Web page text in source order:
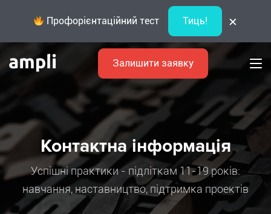
Профорієнтаційний тест Тиць! ×
Залишити заявку
Контактна інформація
Успішні практики - підліткам 11-19 років:
навчання, наставництво, підтримка проектів